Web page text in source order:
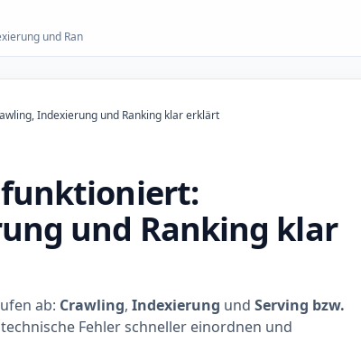
und Ran
Indexierung und Ranking klar erklärt
funktioniert:
und Ranking klar
ab: Crawling, Indexierung und Serving bzw.
Fehler schneller einordnen und